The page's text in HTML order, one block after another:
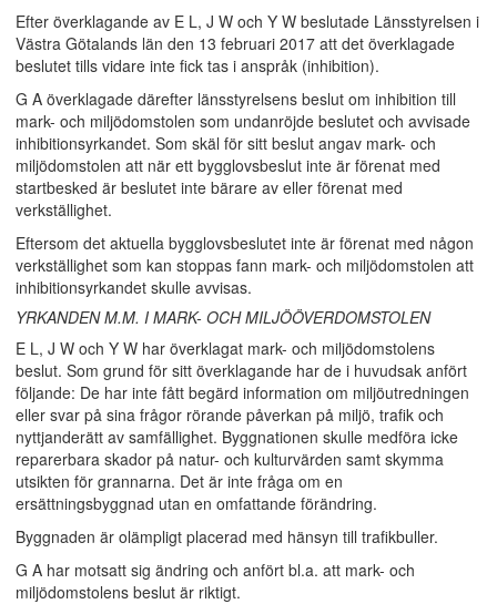
Efter överklagande av E L, J W och Y W beslutade Länsstyrelsen i
Västra Götalands län den 13 februari 2017 att det överklagade
beslutet tills vidare inte fick tas i anspråk (inhibition).
G A överklagade därefter länsstyrelsens beslut om inhibition till
mark- och miljödomstolen som undanröjde beslutet och avvisade
inhibitionsyrkandet. Som skäl för sitt beslut angav mark- och
miljödomstolen att när ett bygglovsbeslut inte är förenat med
startbesked är beslutet inte bärare av eller förenat med
verkställighet.
Eftersom det aktuella bygglovsbeslutet inte är förenat med någon
verkställighet som kan stoppas fann mark- och miljödomstolen att
inhibitionsyrkandet skulle avvisas.
YRKANDEN M.M. I MARK- OCH MILJÖÖVERDOMSTOLEN
E L, J W och Y W har överklagat mark- och miljödomstolens
beslut. Som grund för sitt överklagande har de i huvudsak anfört
följande: De har inte fått begärd information om miljöutredningen
eller svar på sina frågor rörande påverkan på miljö, trafik och
nyttjanderätt av samfällighet. Byggnationen skulle medföra icke
reparerbara skador på natur- och kulturvärden samt skymma
utsikten för grannarna. Det är inte fråga om en
ersättningsbyggnad utan en omfattande förändring.
Byggnaden är olämpligt placerad med hänsyn till trafikbuller.
G A har motsatt sig ändring och anfört bl.a. att mark- och
miljödomstolens beslut är riktigt.